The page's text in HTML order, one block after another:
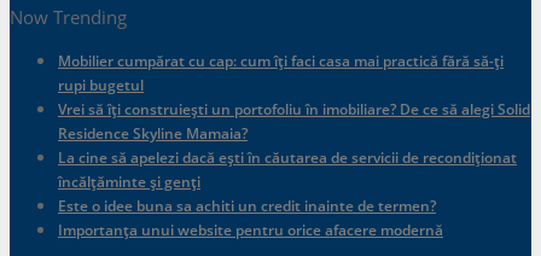
Now Trending
Mobilier cumpărat cu cap: cum îți faci casa mai practică fără să-ți
rupi bugetul
Vrei să îți construiești un portofoliu în imobiliare? De ce să alegi Solid
Residence Skyline Mamaia?
La cine să apelezi dacă ești în căutarea de servicii de recondiționat
încălțăminte și genți
Este o idee buna sa achiti un credit inainte de termen?
Importanța unui website pentru orice afacere modernă